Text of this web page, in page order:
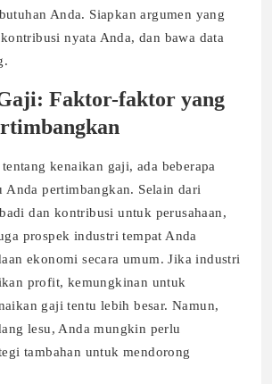
Anda. Siapkan argumen yang
nyata Anda, dan bawa data
Faktor-faktor yang
kenaikan gaji, ada beberapa
Anda pertimbangkan. Selain dari
dan kontribusi untuk perusahaan,
prospek industri tempat Anda
ekonomi secara umum. Jika industri
profit, kemungkinan untuk
gaji tentu lebih besar. Namun,
lesu, Anda mungkin perlu
tambahan untuk mendorong